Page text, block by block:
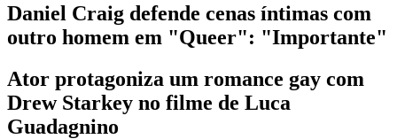
Daniel Craig defende cenas íntimas com
outro homem em "Queer": "Importante"
Ator protagoniza um romance gay com
Drew Starkey no filme de Luca
Guadagnino